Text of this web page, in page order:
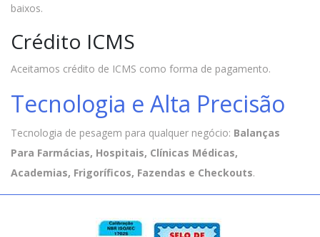
baixos.
Crédito ICMS
Aceitamos crédito de ICMS como forma de pagamento.
Tecnologia e Alta Precisão
Tecnologia de pesagem para qualquer negócio: Balanças
Para Farmácias, Hospitais, Clínicas Médicas,
Academias, Frigoríficos, Fazendas e Checkouts.